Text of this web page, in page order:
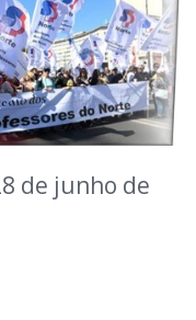
de junho de